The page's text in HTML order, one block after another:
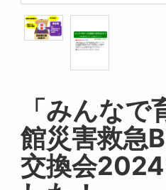
「みんな
館災害救急
交換会